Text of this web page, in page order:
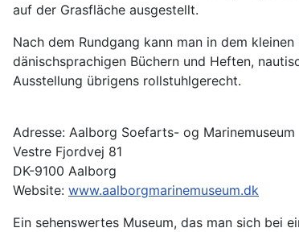
auf der Grasfläche ausgestellt.
Nach dem Rundgang kann man in dem
dänischsprachigen Büchern und Heften,
Ausstellung übrigens rollstuhlgerecht.
Adresse: Aalborg Soefarts- og Marinemuseum
Vestre Fjordvej 81
DK-9100 Aalborg
Website: www.aalborgmarinemuseum.dk
Ein sehenswertes Museum, das man sich bei